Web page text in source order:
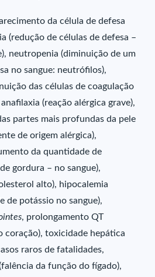
da célula de defesa
(redução de células de defesa –
neutropenia (diminuição de um
no sangue: neutrófilos),
das células de coagulação
(reação alérgica grave),
partes mais profundas da pele
de origem alérgica),
da quantidade de
gordura – no sangue),
alto), hipocalemia
de potássio no sangue),
, prolongamento QT
coração), toxicidade hepática
raros de fatalidades,
da função do fígado),